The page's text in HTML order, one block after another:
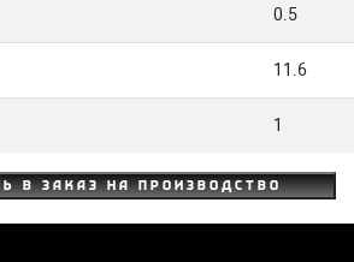
0.5
11.6
1
в заказ на производство